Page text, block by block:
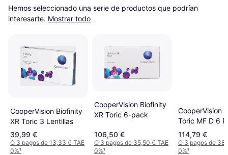
Hemos seleccionado una serie de productos que podrían
interesarte. Mostrar todo
CooperVision Biofinity
XR Toric 3 Lentillas
39,99 €
O 3 pagos de 13,33 € TAE
0%¹
CooperVision Biofinity
XR Toric 6-pack
106,50 €
O 3 pagos de 35,50 € TAE
0%¹
CooperVision
Toric MF D 6
Contact
114,79 €
O 3 pagos de
0%¹